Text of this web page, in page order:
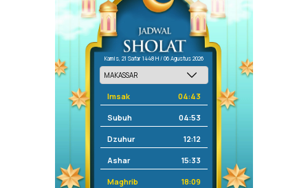
Kamis, 21 Safar 1448 H / 06 Agustus 2026
Imsak 04:43
Subuh 04:53
Dzuhur 12:12
Ashar 15:33
Maghrib 18:09